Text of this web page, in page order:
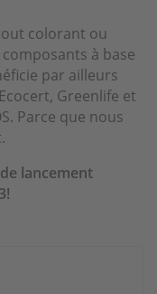
colorant ou
à base
par ailleurs
Greenlife et
Parce que nous
lancement